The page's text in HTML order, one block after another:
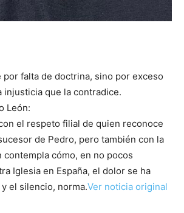
por falta de doctrina, sino por exceso
injusticia que la contradice.
León:
el respeto filial de quien reconoce
de Pedro, pero también con la
contempla cómo, en no pocos
Iglesia en España, el dolor se ha
el silencio, norma.Ver noticia original